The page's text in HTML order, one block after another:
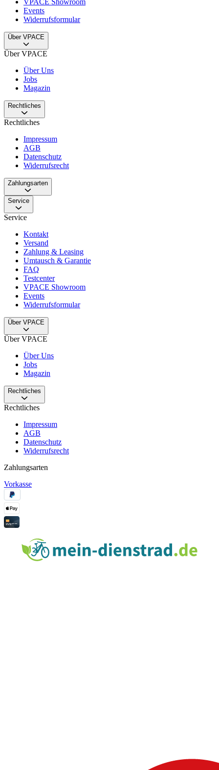
Events
Widerrufsformular
Über VPACE
Über VPACE
Über Uns
Jobs
Magazin
Rechtliches
Rechtliches
Impressum
AGB
Datenschutz
Widerrufsrecht
Zahlungsarten
Service
Service
Kontakt
Versand
Zahlung & Leasing
Umtausch & Garantie
FAQ
Testcenter
VPACE Showroom
Events
Widerrufsformular
Über VPACE
Über VPACE
Über Uns
Jobs
Magazin
Rechtliches
Rechtliches
Impressum
AGB
Datenschutz
Widerrufsrecht
Zahlungsarten
Vorkasse